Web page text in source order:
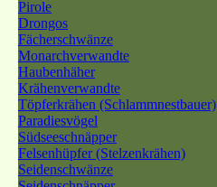
Pirole
Drongos
Fächerschwänze
Monarchverwandte
Haubenhäher
Krähenverwandte
Töpferkrähen (Schlammnestbauer)
Paradiesvögel
Südseeschnäpper
Felsenhüpfer (Stelzenkrähen)
Seidenschwänze